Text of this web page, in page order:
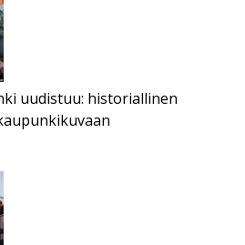
uudistuu: historiallinen